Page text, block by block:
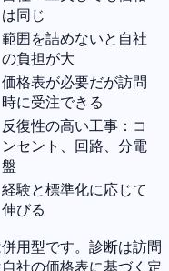
は同じ
範囲を詰めないと自社
の負担が大
価格表が必要だが訪問
時に受注できる
反復性の高い工事：コ
ンセント、回路、分電
盤
経験と標準化に応じて
伸びる
用型です。診断は訪問
社の価格表に基づく定